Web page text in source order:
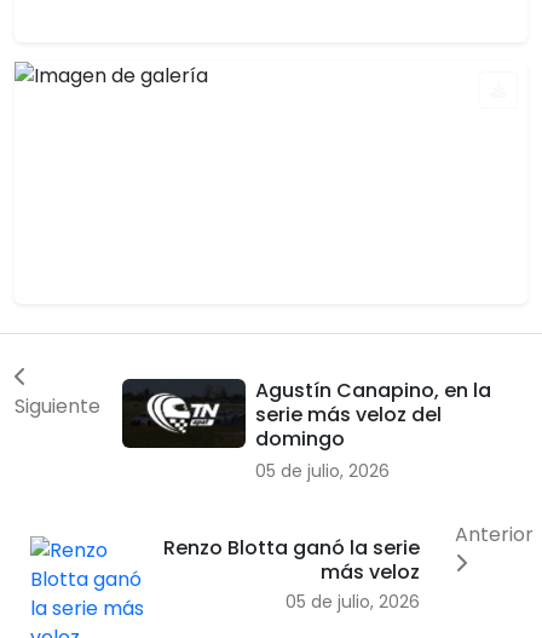
Siguiente
Agustín Canapino, en la
serie más veloz del
domingo
05 de julio, 2026
Renzo Blotta ganó la serie
más veloz
05 de julio, 2026
Anterior